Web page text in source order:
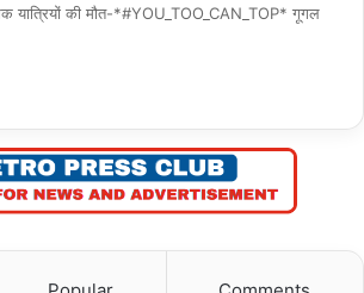
की मौत-*#YOU_TOO_CAN_TOP* गूगल